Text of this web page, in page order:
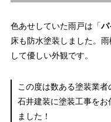
色あせしていた雨戸は「パ
床も防水塗装しました。
して優しい外観です。
この度は数ある塗装業
石井建装に塗装工事を
ました！